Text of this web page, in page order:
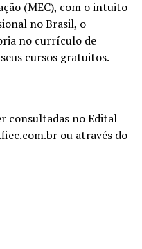
(MEC), com o intuito
no Brasil, o
no currículo de
cursos gratuitos.
consultadas no Edital
ou através do